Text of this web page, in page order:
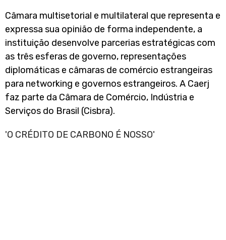
Câmara multisetorial e multilateral que representa e
expressa sua opinião de forma independente, a
instituição desenvolve parcerias estratégicas com
as três esferas de governo, representações
diplomáticas e câmaras de comércio estrangeiras
para networking e governos estrangeiros. A Caerj
faz parte da Câmara de Comércio, Indústria e
Serviços do Brasil (Cisbra).
'O CRÉDITO DE CARBONO É NOSSO'